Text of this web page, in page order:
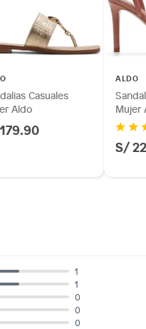
Casuales
Aldo
ALDO
Mujer
S/
0
0
0
1
1